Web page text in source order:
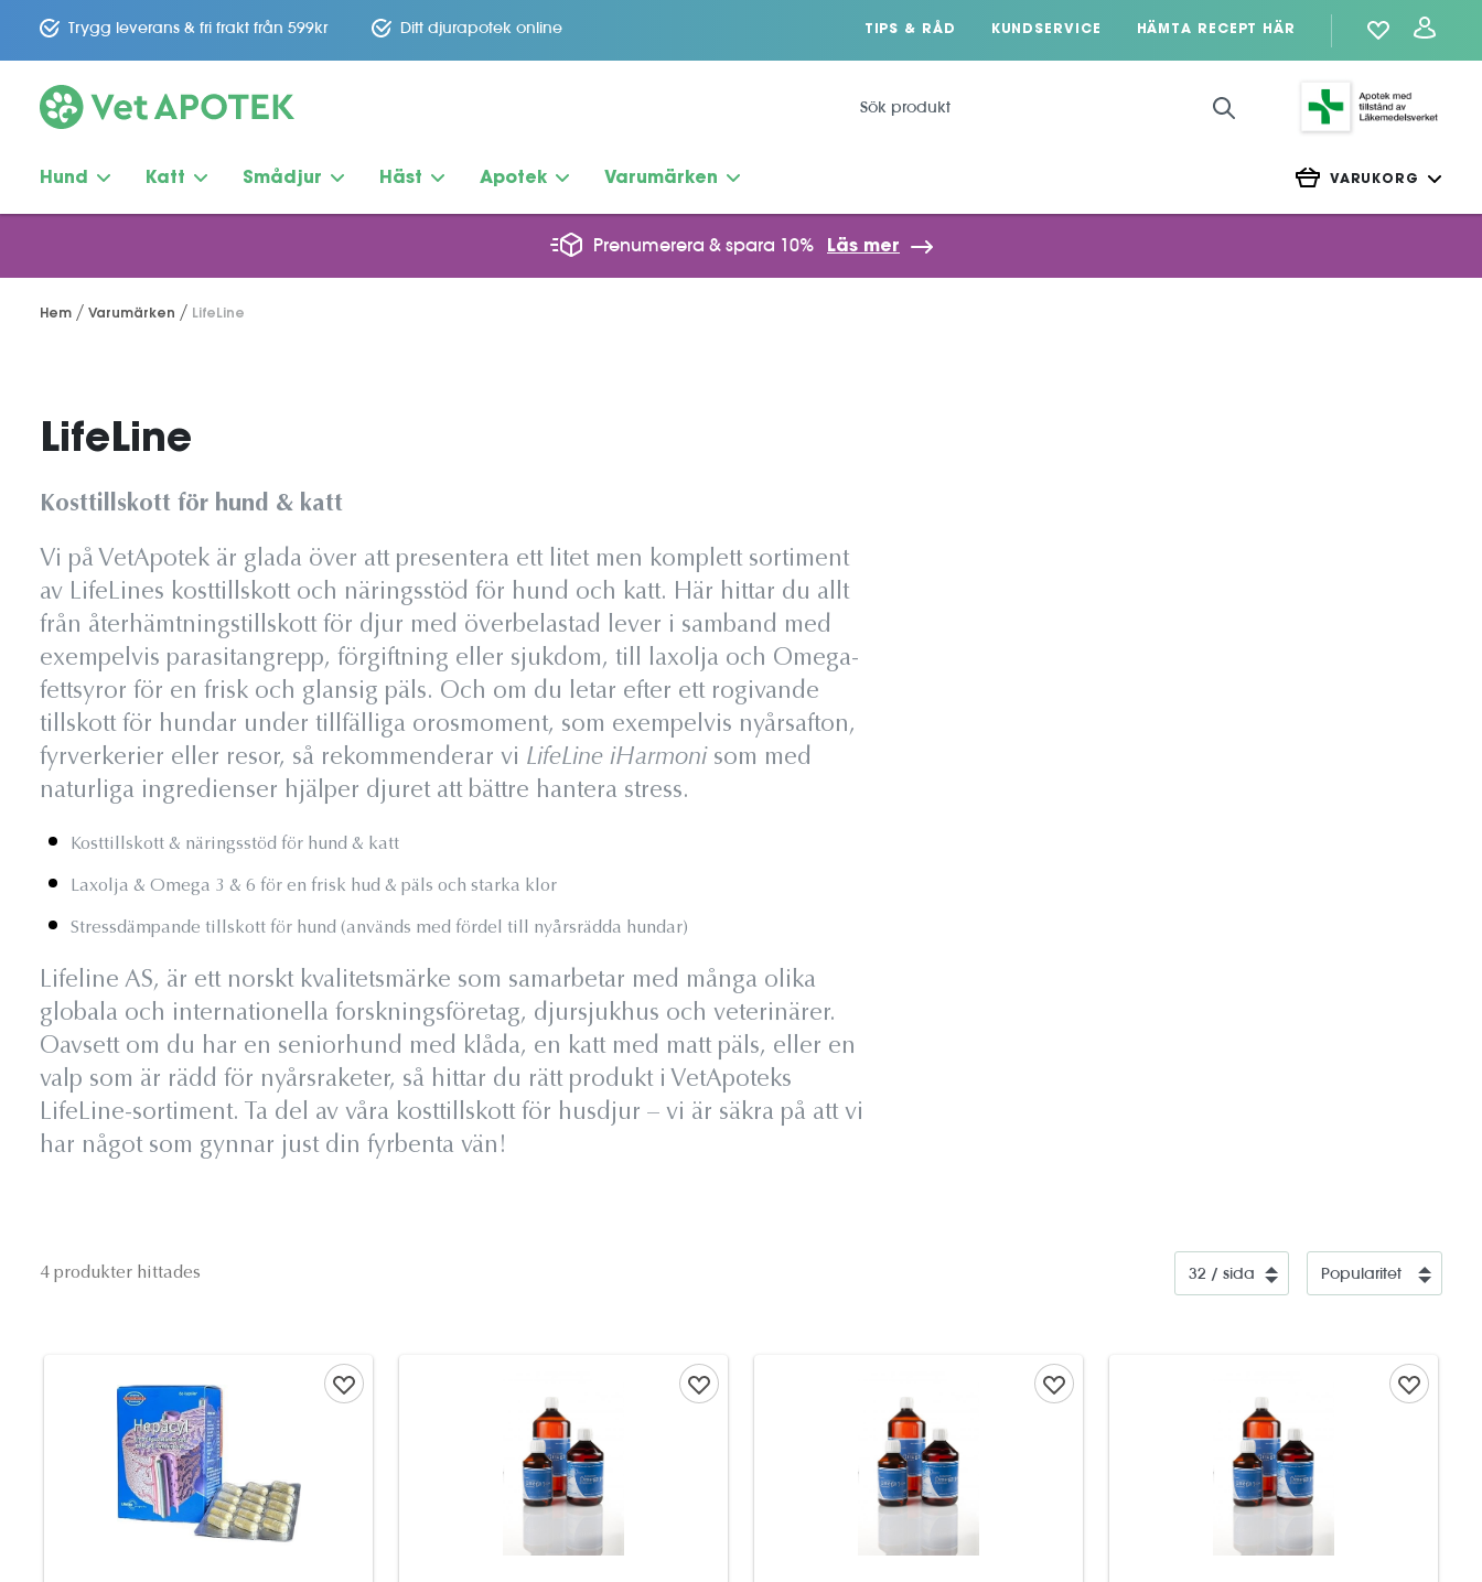
Trygg leverans & fri frakt från 599kr Ditt djurapotek online TIPS & RÅD KUNDSERVICE HÄMTA RECEPT HÄR
Hund Katt Smådjur Häst Apotek Varumärken VARUKORG
Prenumerera & spara 10% Läs mer
Hem Varumärken LifeLine
LifeLine
Kosttillskott för hund & katt
Vi på VetApotek är glada över att presentera ett litet men komplett sortiment
av LifeLines kosttillskott och näringsstöd för hund och katt. Här hittar du allt
från återhämtningstillskott för djur med överbelastad lever i samband med
exempelvis parasitangrepp, förgiftning eller sjukdom, till laxolja och Omega-
fettsyror för en frisk och glansig päls. Och om du letar efter ett rogivande
tillskott för hundar under tillfälliga orosmoment, som exempelvis nyårsafton,
fyrverkerier eller resor, så rekommenderar vi LifeLine iHarmoni som med
naturliga ingredienser hjälper djuret att bättre hantera stress.
Kosttillskott & näringsstöd för hund & katt
Laxolja & Omega 3 & 6 för en frisk hud & päls och starka klor
Stressdämpande tillskott för hund (används med fördel till nyårsrädda hundar)
Lifeline AS, är ett norskt kvalitetsmärke som samarbetar med många olika
globala och internationella forskningsföretag, djursjukhus och veterinärer.
Oavsett om du har en seniorhund med klåda, en katt med matt päls, eller en
valp som är rädd för nyårsraketer, så hittar du rätt produkt i VetApoteks
LifeLine-sortiment. Ta del av våra kosttillskott för husdjur – vi är säkra på att vi
har något som gynnar just din fyrbenta vän!
4 produkter hittades